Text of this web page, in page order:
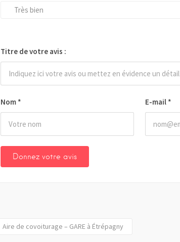
Nom * E-mail *
Très bien
Titre de votre avis :
Aire de covoiturage – GARE à Étrépagny